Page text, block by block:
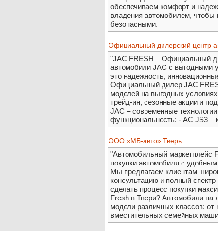
обеспечиваем комфорт и
владения автомобилем, чтобы
безопасными.
Официальный дилерский центр
"JAC FRESH – Официальный
автомобили JAC с выгодными
это надежность,
Официальный дилер JAC
моделей на выгодных
трейд-ин, сезонные акции и
JAC – современные
функциональность: - AC JS3 –
ООО «МБ-авто» Тверь
"Автомобильный маркетплейс
покупки автомобиля с
Мы предлагаем клиентам
консультацию и полный
сделать процесс покупки
Fresh в Твери? Автомобили на
модели различных классов: от
вместительных семейных